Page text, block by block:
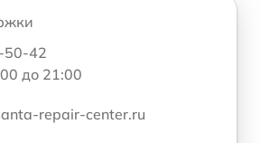
50-42
до 21:00
repair-center.ru